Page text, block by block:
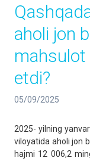
aholi jon
mahsulot
etdi?
05/09/2025
2025- yilning
viloyatida aholi jon
hajmi 12 006,2